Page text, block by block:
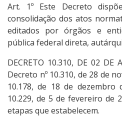
9- Informações Classificadas
10- Serviço de Informação ao
11- Perguntas Frequentes
12- Dados Abertos
Art. 1º Este Decreto
consolidação dos atos
editados por órgãos e
pública federal direta,
DECRETO 10.310, DE 02
Decreto nº 10.310, de 28 de
10.178, de 18 de
10.229, de 5 de fevereiro de
etapas que estabelecem.